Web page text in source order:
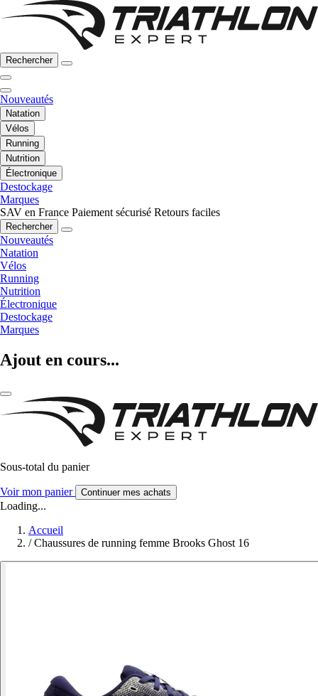
Rechercher
Nouveautés
Natation
Vélos
Running
Nutrition
Électronique
Destockage
Marques
SAV en France Paiement sécurisé Retours faciles
Rechercher
Nouveautés
Natation
Vélos
Running
Nutrition
Électronique
Destockage
Marques
Ajout en cours...
Sous-total du panier
Voir mon panier Continuer mes achats
Loading...
Accueil
/ Chaussures de running femme Brooks Ghost 16